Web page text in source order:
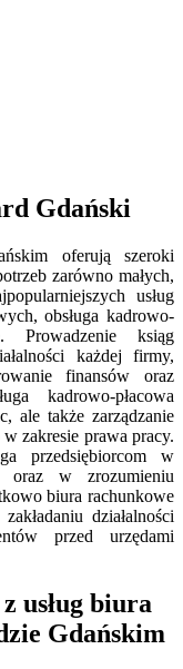
Gdański
oferują szeroki
zarówno małych,
usług
obsługa kadrowo-
Prowadzenie ksiąg
każdej firmy,
finansów oraz
kadrowo-płacowa
ale także zarządzanie
zakresie prawa pracy.
przedsiębiorcom w
oraz w zrozumieniu
biura rachunkowe
działalności
przed urzędami
usług biura
Gdańskim